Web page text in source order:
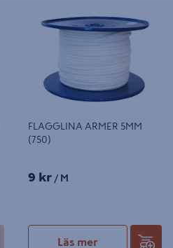
FLAGGLINA ARMER 5MM
(750)
9 kr / M
Läs mer